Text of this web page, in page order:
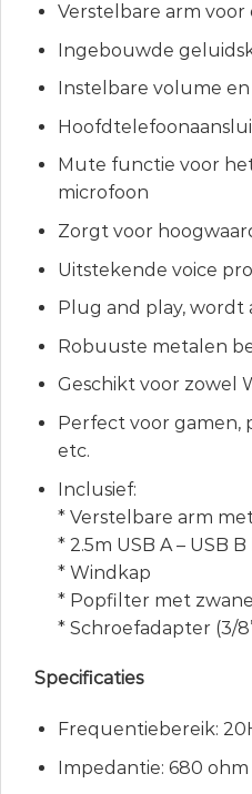
Verstelbare arm voor
Ingebouwde
Instelbare volume
Mute functie voor
microfoon
Zorgt voor
Uitstekende voice
Plug and play,
Robuuste metalen
Geschikt voor zowel
Perfect voor gamen,
etc.
Inclusief:
* Verstelbare arm
* 2.5m USB A – USB
* Windkap
* Popfilter met
* Schroefadapter (3/
Specificaties
Frequentiebereik:
Impedantie: 680 ohm